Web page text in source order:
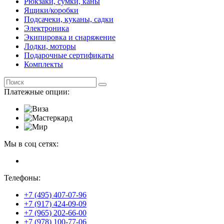
Ящики/коробки
Подсачеки, куканы, садки
Электроника
Экипировка и снаряжение
Лодки, моторы
Подарочные сертификаты
Комплекты
Платежные опции:
Мы в соц сетях:
Телефоны:
+7 (495) 407-07-96
+7 (917) 424-09-09
+7 (965) 202-66-00
+7 (978) 100-77-06